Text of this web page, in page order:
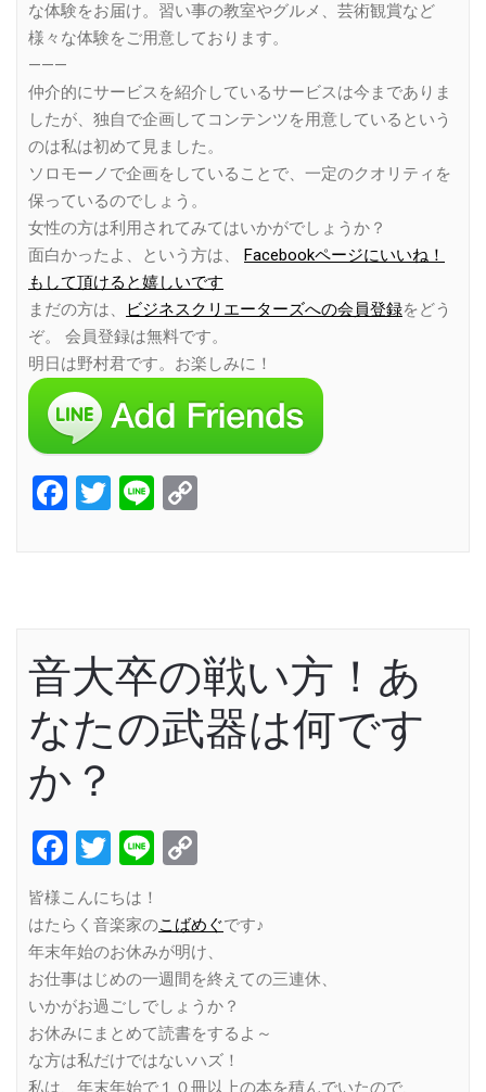
な体験をお届け。習い事の教室やグルメ、芸術観賞など
様々な体験をご用意しております。
———
仲介的にサービスを紹介しているサービスは今までありま
したが、独自で企画してコンテンツを用意しているという
のは私は初めて見ました。
ソロモーノで企画をしていることで、一定のクオリティを
保っているのでしょう。
女性の方は利用されてみてはいかがでしょうか？
面白かったよ、という方は、 Facebookページにいいね！
もして頂けると嬉しいです
まだの方は、
ビジネスクリエーターズへの会員登録をどう
ぞ。 会員登録は無料です。
明日は野村君です。お楽しみに！
Facebook
Twitter
Line
音大卒の戦い方！あ
なたの武器は何です
か？
Facebook
Twitter
Line
皆様こんにちは！
はたらく音楽家のこばめぐです♪
年末年始のお休みが明け、
お仕事はじめの一週間を終えての三連休、
いかがお過ごしでしょうか？
お休みにまとめて読書をするよ～
な方は私だけではないハズ！
私は、年末年始で１０冊以上の本を積んでいたので、